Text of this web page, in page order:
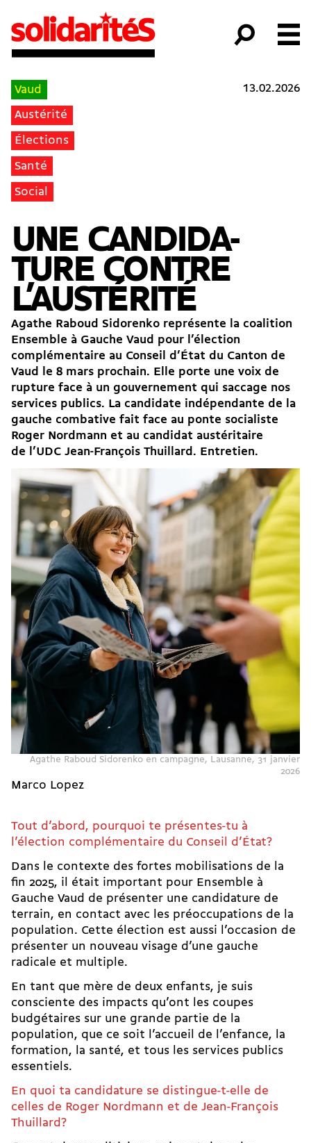
Vaud
Austérité
Élections
Santé
Social
13.02.2026
UNE CANDI­DA­
TURE CONTRE
L’AUSTÉRITÉ
Agathe Raboud Sidorenko représente la coalition
Ensemble à Gauche Vaud pour l’élection
complémentaire au Conseil d’État du Canton de
Vaud le 8 mars prochain. Elle porte une voix de
rupture face à un gouvernement qui saccage nos
services publics. La candidate indépendante de la
gauche combative fait face au ponte socialiste
Roger Nordmann et au candidat austéritaire
de l’UDC Jean-François Thuillard. Entretien.
Agathe Raboud Sidorenko en campagne, Lausanne, 31 janvier
2026
Marco Lopez
Tout d’abord, pourquoi te présentes-tu à
l’élection complémentaire du Conseil d’État?
Dans le contexte des fortes mobilisations de la
fin 2025, il était important pour Ensemble à
Gauche Vaud de présenter une candidature de
terrain, en contact avec les préoccupations de la
population. Cette élection est aussi l’occasion de
présenter un nouveau visage d’une gauche
radicale et multiple.
En tant que mère de deux enfants, je suis
consciente des impacts qu’ont les coupes
budgétaires sur une grande partie de la
population, que ce soit l’accueil de l’enfance, la
formation, la santé, et tous les services publics
essentiels.
En quoi ta candidature se distingue-t-elle de
celles de Roger Nordmann et de Jean-François
Thuillard?